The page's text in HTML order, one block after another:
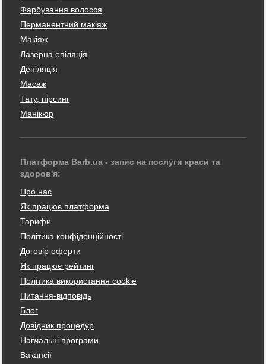
Фарбування волосся
Перманентний макіяж
Макіяж
Лазерна епіляція
Депіляція
Масаж
Тату, пірсинг
Манікюр
Платформа Barb.ua - запис на послуги краси та
здоров'я:
Про нас
Як працює платформа
Тарифи
Політика конфіденційності
Договір оферти
Як працює рейтинг
Політика використання cookie
Питання-відповідь
Блог
Довідник процедур
Навчальні програми
Вакансії